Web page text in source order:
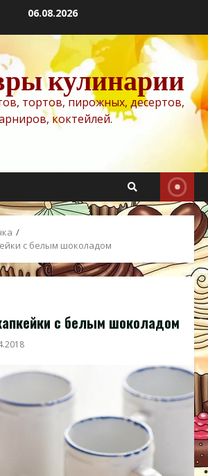
06.08.2026
кулинарии
тортов, пирожных, десертов,
коктейлей.
с белым шоколадом
с белым шоколадом